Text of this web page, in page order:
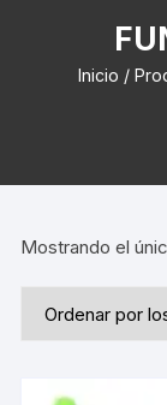
Inicio /
Mostrando el